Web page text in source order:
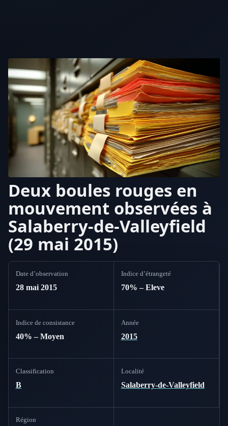
Deux boules rouges en
mouvement observées à
Salaberry-de-Valleyfield
(29 mai 2015)
Date d’observation
28 mai 2015
Indice d’étrangeté
70% – Eleve
Indice de consistance
40% – Moyen
Année
2015
Classification
B
Localité
Salaberry-de-Valleyfield
Région